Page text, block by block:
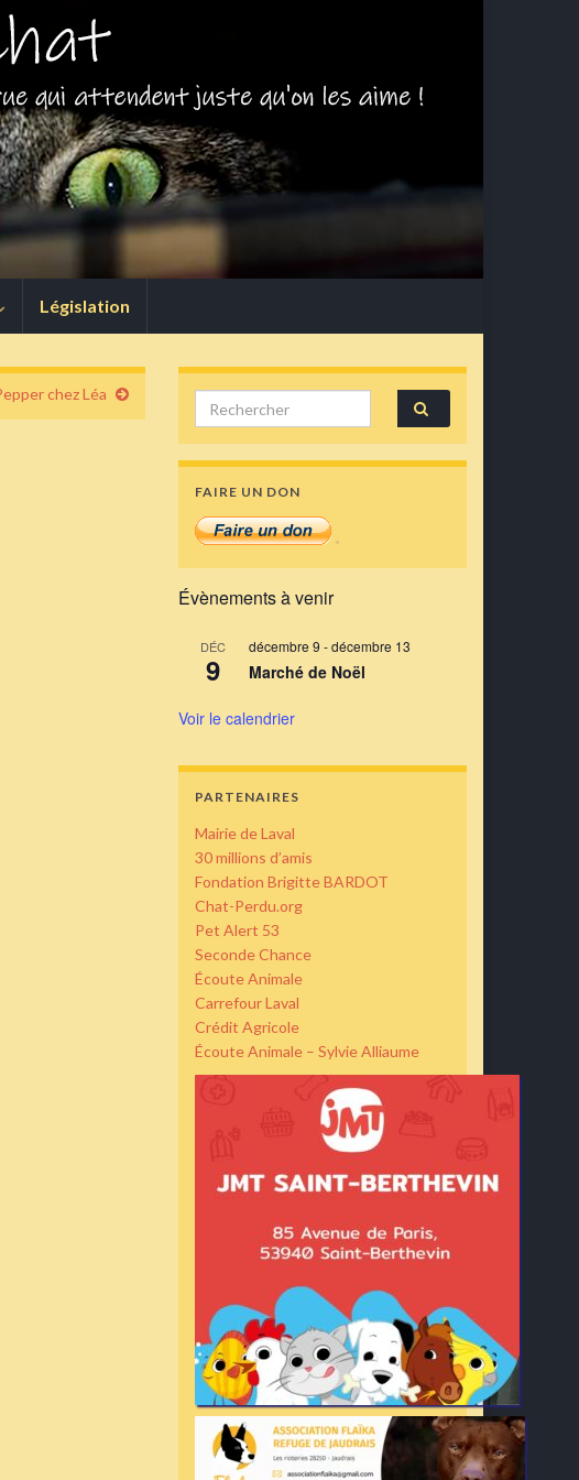
Législation
chez Léa Search for:
FAIRE UN DON
Évènements à venir
DÉC
9
décembre 9 -décembre 13
Marché de Noël
Voir le calendrier
PARTENAIRES
Mairie de Laval
30 millions d’amis
Fondation Brigitte BARDOT
Chat-Perdu.org
Pet Alert 53
Seconde Chance
Écoute Animale
Carrefour Laval
Crédit Agricole
Écoute Animale – Sylvie Alliaume